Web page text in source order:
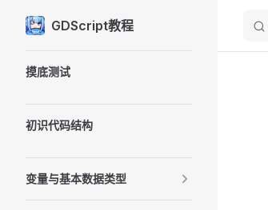
Skip to content
GDScript教程
摸底测试
初识代码结构
变量与基本数据类型